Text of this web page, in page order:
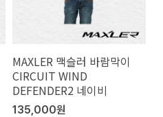
MAXLER 맥슬러 바람막이
CIRCUIT WIND
DEFENDER2 네이비
135,000원